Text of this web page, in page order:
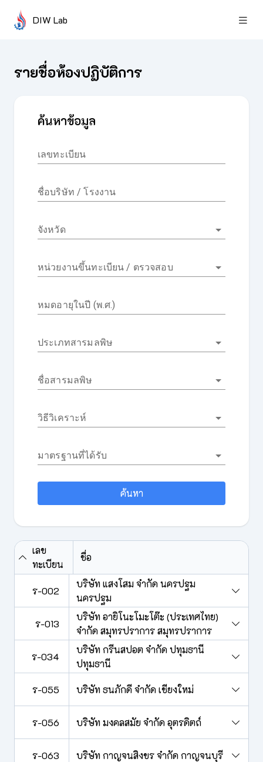
DIW Lab
รายชื่อห้องปฏิบัติการ
ค้นหาข้อมูล
เลขทะเบียน
ชื่อบริษัท / โรงงาน
จังหวัด
หน่วยงานขึ้นทะเบียน / ตรวจสอบ
หมดอายุในปี (พ.ศ.)
ประเภทสารมลพิษ
ชื่อสารมลพิษ
วิธีวิเคราะห์
มาตรฐานที่ได้รับ
ค้นหา
เลข
ทะเบียน
ชื่อ
ร-002
บริษัท แสงโสม จำกัด นครปฐม
นครปฐม
ร-013
บริษัท อายิโนะโมะโต๊ะ (ประเทศไทย)
จำกัด สมุทรปราการ สมุทรปราการ
ร-034
บริษัท กรีนสปอต จำกัด ปทุมธานี
ปทุมธานี
ร-055 บริษัท ธนภักดี จำกัด เชียงใหม่
ร-056 บริษัท มงคลสมัย จำกัด อุตรดิตถ์
ร-063 บริษัท กาญจนสิงขร จำกัด กาญจนบุรี